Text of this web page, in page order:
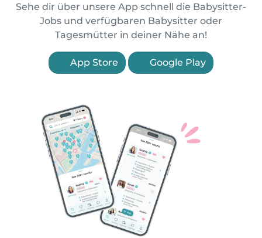
Sehe dir über unsere App schnell die Babysitter-
Jobs und verfügbaren Babysitter oder
Tagesmütter in deiner Nähe an!
App Store Google Play